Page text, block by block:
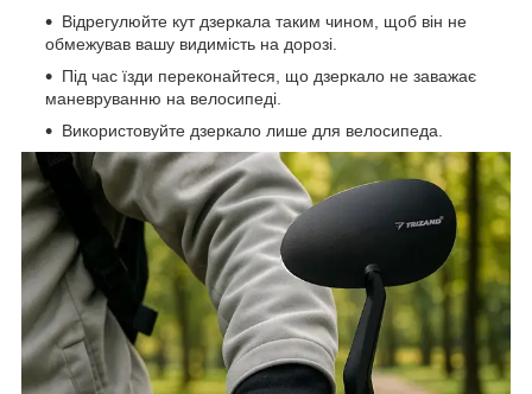
Відрегулюйте кут дзеркала таким чином, щоб він не
обмежував вашу видимість на дорозі.
Під час їзди переконайтеся, що дзеркало не заважає
маневруванню на велосипеді.
Використовуйте дзеркало лише для велосипеда.